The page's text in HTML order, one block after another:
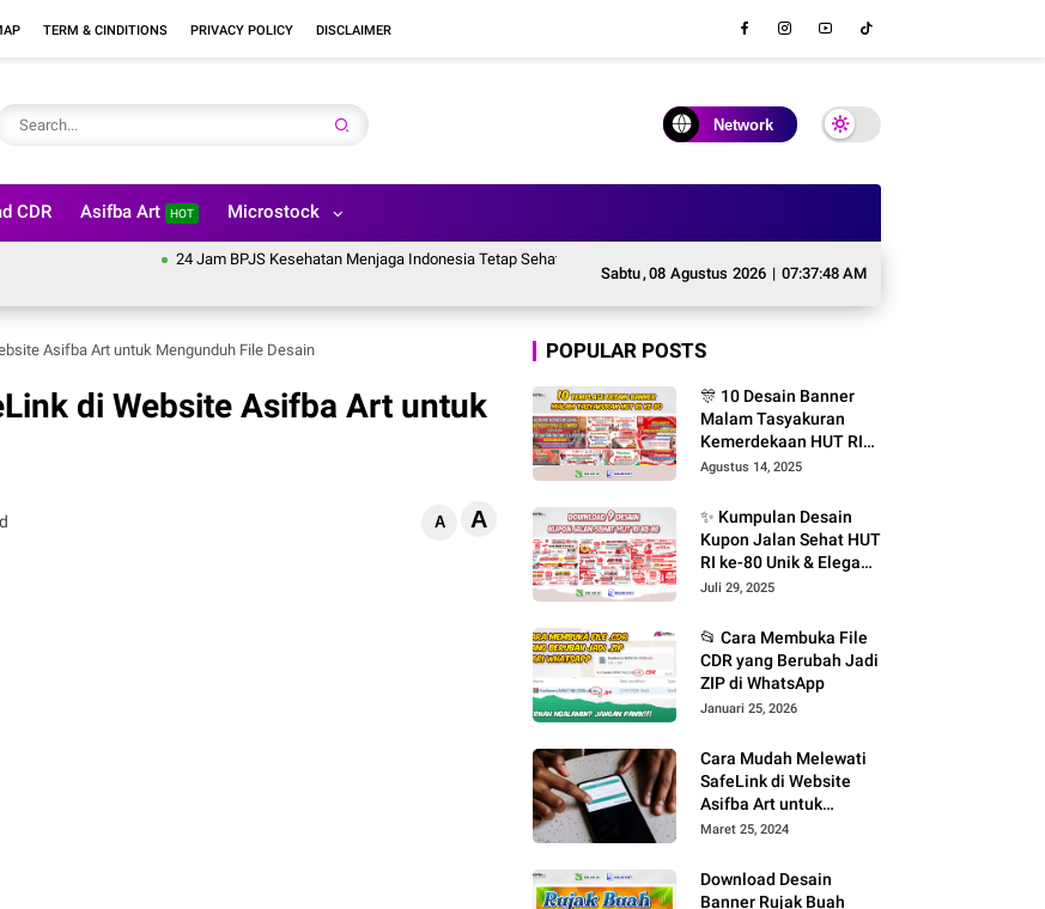
TERM & CINDITIONS PRIVACY POLICY DISCLAIMER
Network
CDR Asifba Art HOT Microstock
Sabtu,08 Agustus 2026 | 07:37:49 AM
24 Jam BPJS Kesehatan Menjaga Indonesia Tetap Sehat, Wajah Gotong Royong dari Kota Hingga Pelosok Desa
Asifba Art untuk Mengunduh File Desain
di Website Asifba Art untuk
A A
POPULAR POSTS
🎊 10 Desain Banner
Malam Tasyakuran
Kemerdekaan HUT RI
ke-80 – File CDR
Gratis Font
Agustus 14, 2025
✨ Kumpulan Desain
Kupon Jalan Sehat HUT
RI ke-80 Unik & Elegan
– Download File
Editable!
Juli 29, 2025
📂 Cara Membuka File
CDR yang Berubah Jadi
ZIP di WhatsApp
Januari 25, 2026
Cara Mudah Melewati
SafeLink di Website
Asifba Art untuk
Mengunduh File Desain
Maret 25, 2024
Download Desain
Banner Rujak Buah